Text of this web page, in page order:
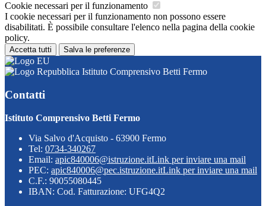
Cookie necessari per il funzionamento
I cookie necessari per il funzionamento non possono essere
disabilitati. È possibile consultare l'elenco nella pagina della cookie
policy.
Accetta tutti Salva le preferenze
Istituto Comprensivo Betti Fermo
Contatti
Istituto Comprensivo Betti Fermo
Via Salvo d'Acquisto - 63900 Fermo
Tel: 0734-340267
Email: apic840006@istruzione.itLink per inviare una mail
PEC: apic840006@pec.istruzione.itLink per inviare una mail
C.F.: 90055080445
IBAN: Cod. Fatturazione: UFG4Q2